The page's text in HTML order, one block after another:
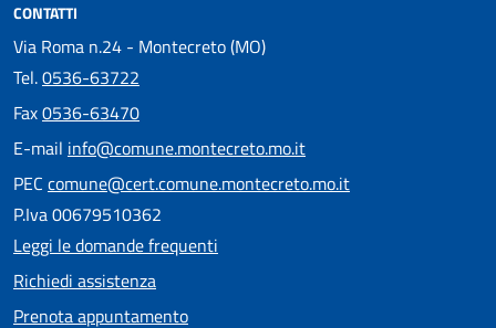
CONTATTI
Via Roma n.24 - Montecreto (MO)
Tel.0536-63722
Fax0536-63470
E-mail info@comune.montecreto.mo.it
PEC comune@cert.comune.montecreto.mo.it
P.Iva 00679510362
Leggi le domande frequenti
Richiedi assistenza
Prenota appuntamento